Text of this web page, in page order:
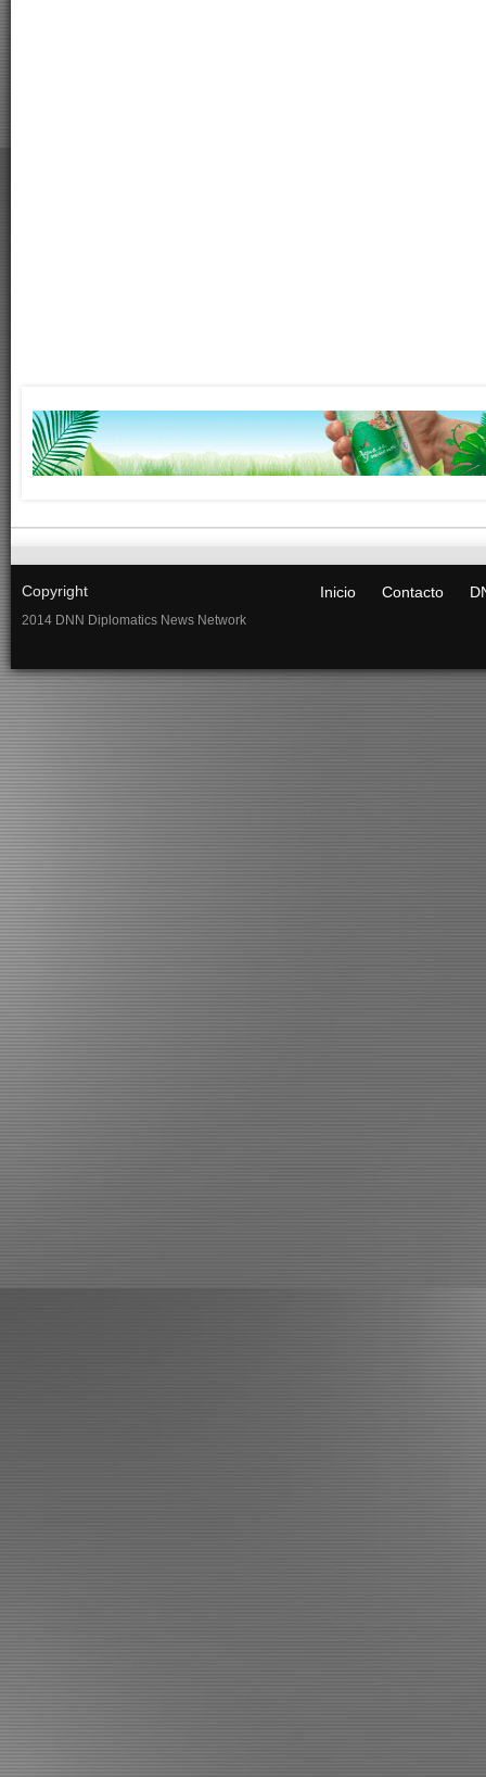
Copyright
2014 DNN Diplomatics News Network
Inicio Contacto